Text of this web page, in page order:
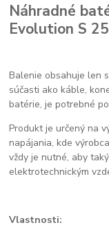
Náhradné
Evolution S
Balenie obsahuje len
súčasti ako káble,
batérie, je potrebné
Produkt je určený na
napájania, kde
vždy je nutné, aby
elektrotechnickým
Vlastnosti: